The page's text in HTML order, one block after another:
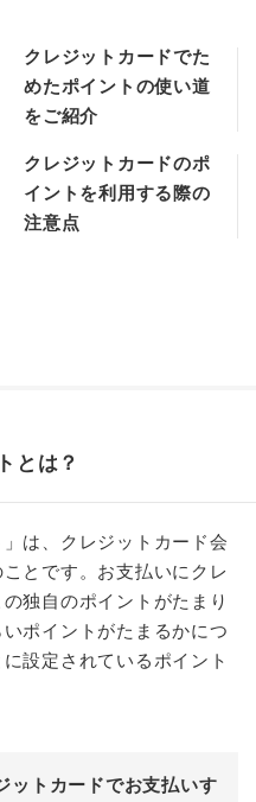
クレジットカードでた
めたポイントの使い道
をご紹介
クレジットカードのポ
イントを利用する際の
注意点
とは？
は、クレジットカード会
とです。お支払いにクレ
独自のポイントがたまり
ポイントがたまるかにつ
設定されているポイント
ットカードでお支払いす